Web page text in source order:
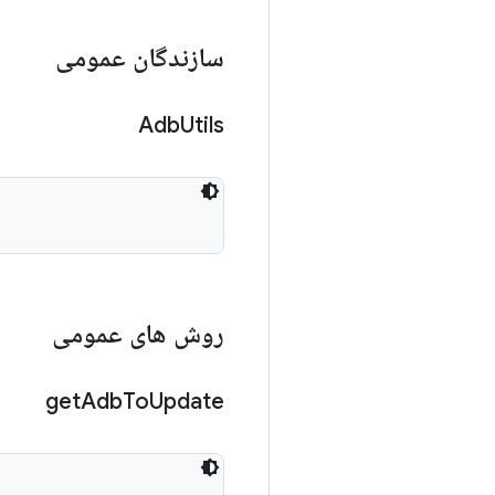
سازندگان عمومی
AdbUtils
روش های عمومی
getAdbToUpdate